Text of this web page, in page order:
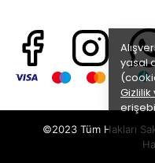
yasal
Gizlilik
©2023 Tüm Hakları